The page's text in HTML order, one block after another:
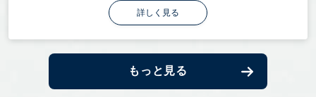
詳しく見る
もっと見る